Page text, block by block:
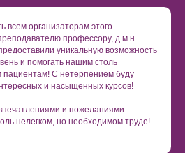
всем организаторам этого
профессору, д.м.н.
уникальную возможность
и помогать нашим столь
С нетерпением буду
и насыщенных курсов!
и пожеланиями
нелегком, но необходимом труде!